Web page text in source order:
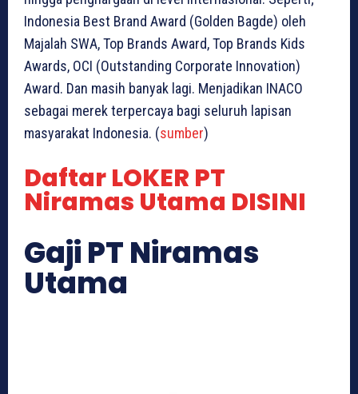
Indonesia Best Brand Award (Golden Bagde) oleh
Majalah SWA, Top Brands Award, Top Brands Kids
Awards, OCI (Outstanding Corporate Innovation)
Award. Dan masih banyak lagi. Menjadikan INACO
sebagai merek terpercaya bagi seluruh lapisan
masyarakat Indonesia. (sumber)
Daftar LOKER PT
Niramas Utama DISINI
Gaji PT Niramas
Utama